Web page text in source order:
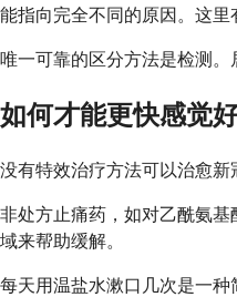
能指向完全不同的原因。这里
唯一可靠的区分方法是检测
如何才能更快感觉
没有特效治疗方法可以治愈新
非处方止痛药，如对乙酰氨
域来帮助缓解。
每天用温盐水漱口几次是一种